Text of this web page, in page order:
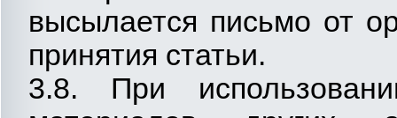
высылается письмо от
принятия статьи.
3.8. При